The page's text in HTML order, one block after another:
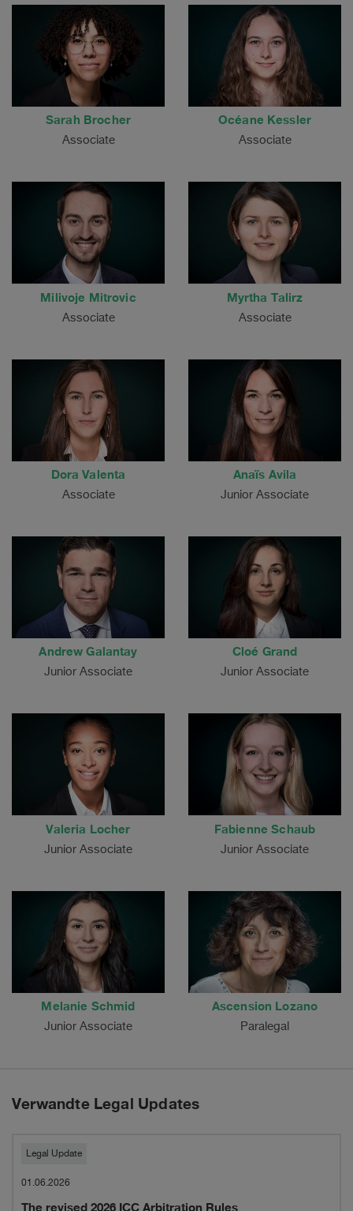
Sarah Brocher
Associate
Océane Kessler
Associate
Milivoje Mitrovic
Associate
Myrtha Talirz
Associate
Dora Valenta
Associate
Anaïs Avila
Junior Associate
Andrew Galantay
Junior Associate
Cloé Grand
Junior Associate
Valeria Locher
Junior Associate
Fabienne Schaub
Junior Associate
Melanie Schmid
Junior Associate
Ascension Lozano
Paralegal
Verwandte Legal Updates
The
revised
Legal Update
01.06.2026
The revised 2026 ICC Arbitration Rules